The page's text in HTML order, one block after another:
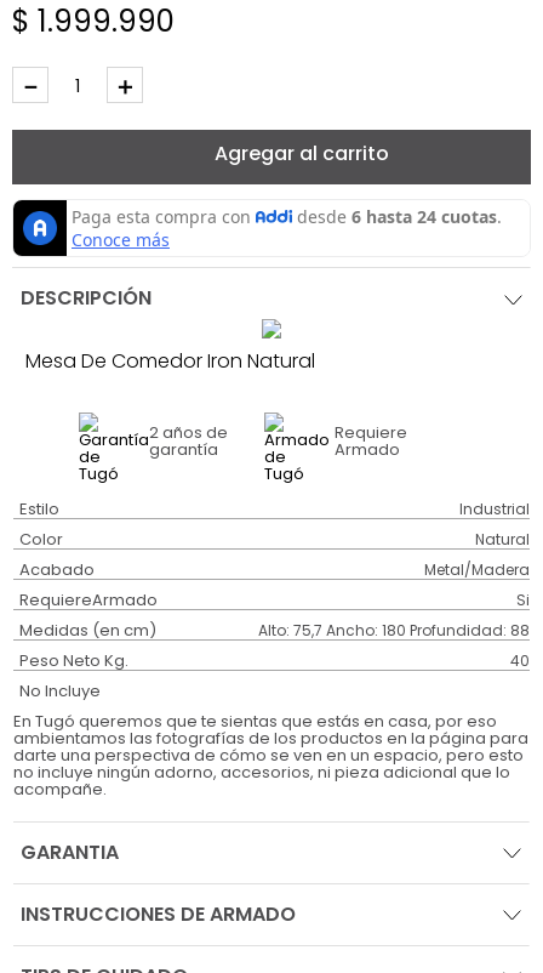
$ 1.999.990
＋
－
Agregar al carrito
DESCRIPCIÓN
Mesa De Comedor Iron Natural
2 años de
garantía
Requiere
Armado
Estilo Industrial
Color Natural
Acabado Metal/Madera
RequiereArmado Si
Medidas (en cm) Alto: 75,7 Ancho: 180 Profundidad: 88
Peso Neto Kg. 40
No Incluye
En Tugó queremos que te sientas que estás en casa, por eso
ambientamos las fotografías de los productos en la página para
darte una perspectiva de cómo se ven en un espacio, pero esto
no incluye ningún adorno, accesorios, ni pieza adicional que lo
acompañe.
GARANTIA
INSTRUCCIONES DE ARMADO